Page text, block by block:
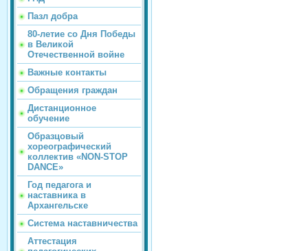
Пазл добра
80-летие со Дня Победы
в Великой
Отечественной войне
Важные контакты
Обращения граждан
Дистанционное
обучение
Образцовый
хореографический
коллектив «NON-STOP
DANCE»
Год педагога и
наставника в
Архангельске
Система наставничества
Аттестация